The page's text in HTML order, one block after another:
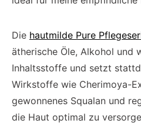
Die hautmilde Pure
ätherische Öle, Alkohol und
Inhaltsstoffe und setzt
Wirkstoffe wie Cherimoya-
gewonnenes Squalan und
die Haut optimal zu